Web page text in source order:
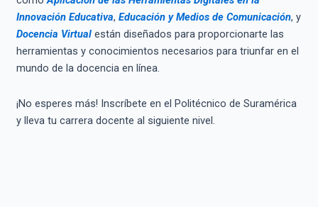
Innovación Educativa, Educación y Medios de Comunicación, y
Docencia Virtualestán diseñados para proporcionarte las
herramientas y conocimientos necesarios para triunfar en el
mundo de la docencia en línea.
¡No esperes más! Inscríbete en el Politécnico de Suramérica
y lleva tu carrera docente al siguiente nivel.